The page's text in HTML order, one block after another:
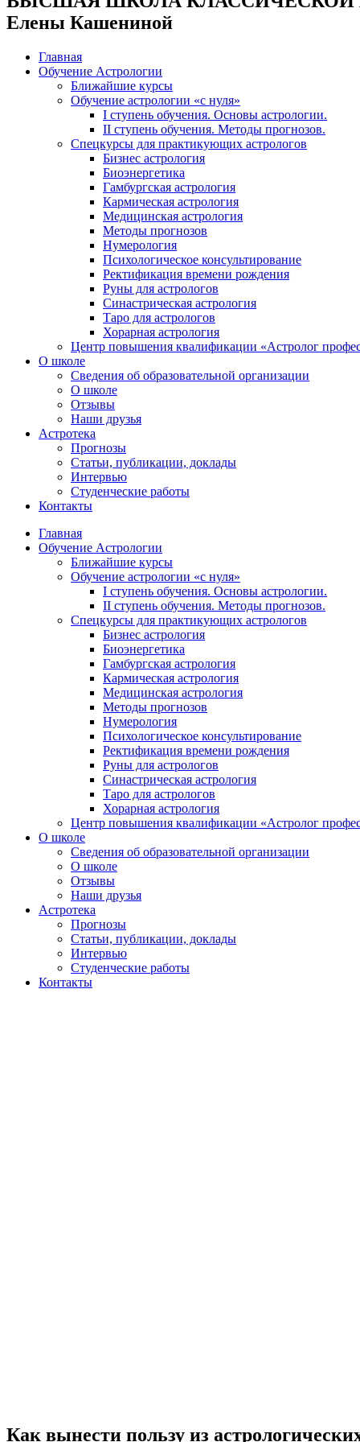
Елены Кашениной
Главная
Обучение Астрологии
Ближайшие курсы
Обучение астрологии «с нуля»
I ступень обучения. Основы астрологии.
II ступень обучения. Методы прогнозов.
Спецкурсы для практикующих астрологов
Бизнес астрология
Биоэнергетика
Гамбургская астрология
Кармическая астрология
Медицинская астрология
Методы прогнозов
Нумерология
Психологическое консультирование
Ректификация времени рождения
Руны для астрологов
Синастрическая астрология
Таро для астрологов
Хорарная астрология
Центр повышения квалификации «Астролог
О школе
Сведения об образовательной организации
О школе
Отзывы
Наши друзья
Астротека
Прогнозы
Статьи, публикации, доклады
Интервью
Студенческие работы
Контакты
Главная
Обучение Астрологии
Ближайшие курсы
Обучение астрологии «с нуля»
I ступень обучения. Основы астрологии.
II ступень обучения. Методы прогнозов.
Спецкурсы для практикующих астрологов
Бизнес астрология
Биоэнергетика
Гамбургская астрология
Кармическая астрология
Медицинская астрология
Методы прогнозов
Нумерология
Психологическое консультирование
Ректификация времени рождения
Руны для астрологов
Синастрическая астрология
Таро для астрологов
Хорарная астрология
Центр повышения квалификации «Астролог
О школе
Сведения об образовательной организации
О школе
Отзывы
Наши друзья
Астротека
Прогнозы
Статьи, публикации, доклады
Интервью
Студенческие работы
Контакты
Как вынести пользу из